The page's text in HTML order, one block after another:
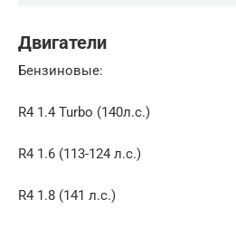
Двигатели
Бензиновые:
R4 1.4 Turbo (140л.с.)
R4 1.6 (113-124 л.с.)
R4 1.8 (141 л.с.)